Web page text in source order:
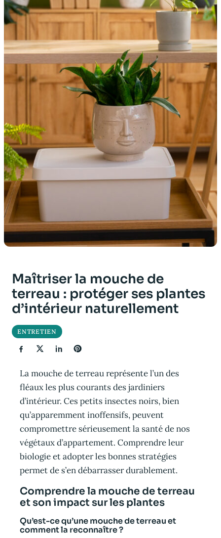
Maîtriser la mouche de
terreau : protéger ses plantes
d’intérieur naturellement
ENTRETIEN
La mouche de terreau représente l’un des
fléaux les plus courants des jardiniers
d’intérieur. Ces petits insectes noirs, bien
qu’apparemment inoffensifs, peuvent
compromettre sérieusement la santé de nos
végétaux d’appartement. Comprendre leur
biologie et adopter les bonnes stratégies
permet de s’en débarrasser durablement.
Comprendre la mouche de terreau
et son impact sur les plantes
Qu’est-ce qu’une mouche de terreau et
comment la reconnaître ?